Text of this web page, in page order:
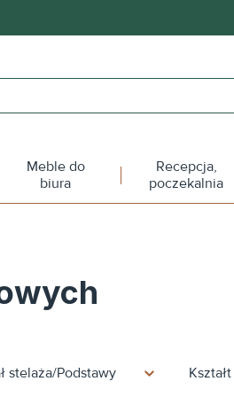
Meble do
biura
Recepcja,
poczekalnia
stelaża/Podstawy